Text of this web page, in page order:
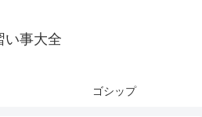
い事大全
ゴシップ